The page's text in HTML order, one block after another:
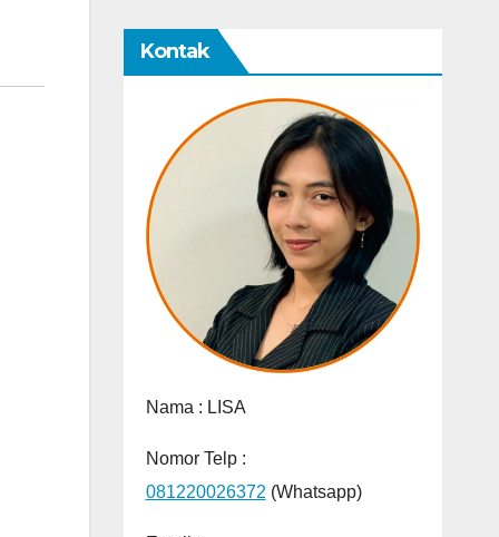
Kontak
Nama : LISA
Nomor Telp :
081220026372 (Whatsapp)